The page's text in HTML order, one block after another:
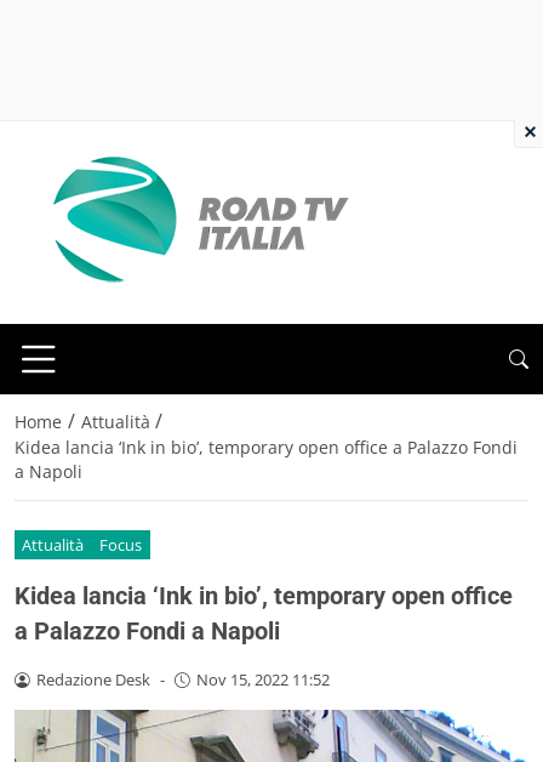
Home / Attualità /
Kidea lancia ‘Ink in bio’, temporary open office a Palazzo Fondi
a Napoli
Attualità Focus
Kidea lancia ‘Ink in bio’, temporary open office
a Palazzo Fondi a Napoli
Redazione Desk - Nov 15, 2022 11:52
×